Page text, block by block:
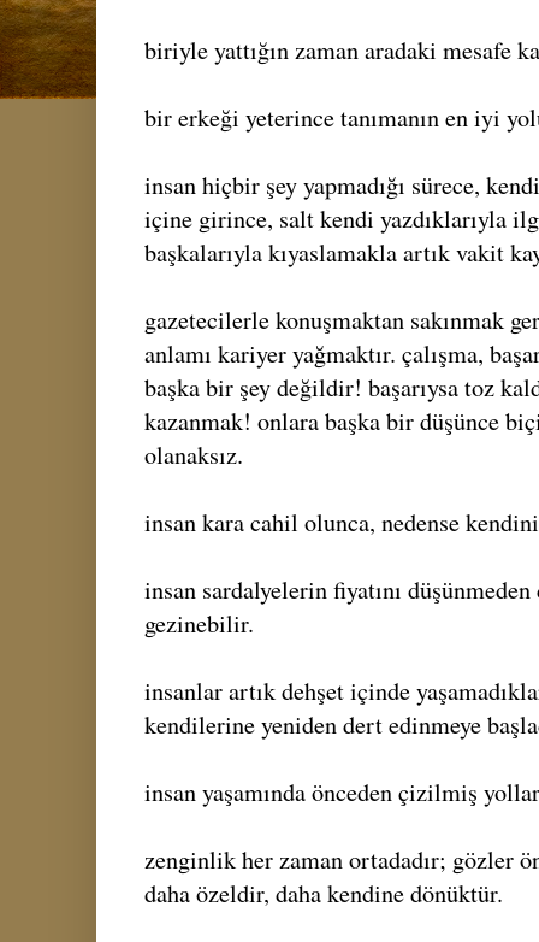
biriyle yattığın zaman aradaki mesafe
bir erkeği yeterince tanımanın en iyi
insan hiçbir şey yapmadığı sürece,
içine girince, salt kendi yazdıklarıyla
başkalarıyla kıyaslamakla artık vakit
gazetecilerle konuşmaktan sakınmak
anlamı kariyer yağmaktır. çalışma,
başka bir şey değildir! başarıysa toz
kazanmak! onlara başka bir düşünce
olanaksız.
insan kara cahil olunca, nedense
insan sardalyelerin fiyatını
gezinebilir.
insanlar artık dehşet içinde
kendilerine yeniden dert edinmeye
insan yaşamında önceden çizilmiş
zenginlik her zaman ortadadır; gözler
daha özeldir, daha kendine dönüktür.